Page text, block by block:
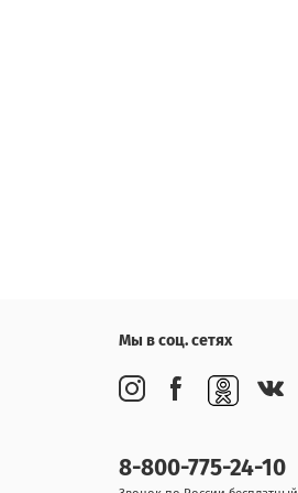
Мы в соц. сетях
8-800-775-24-10